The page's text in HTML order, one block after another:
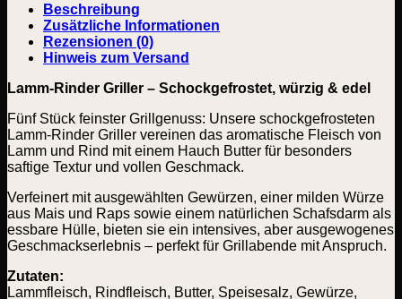
Beschreibung
Zusätzliche Informationen
Rezensionen (0)
Hinweis zum Versand
Lamm-Rinder Griller – Schockgefrostet, würzig & edel
Fünf Stück feinster Grillgenuss: Unsere schockgefrosteten
Lamm-Rinder Griller vereinen das aromatische Fleisch von
Lamm und Rind mit einem Hauch Butter für besonders
saftige Textur und vollen Geschmack.
Verfeinert mit ausgewählten Gewürzen, einer milden Würze
aus Mais und Raps sowie einem natürlichen Schafsdarm als
essbare Hülle, bieten sie ein intensives, aber ausgewogenes
Geschmackserlebnis – perfekt für Grillabende mit Anspruch.
Zutaten:
Lammfleisch, Rindfleisch, Butter, Speisesalz, Gewürze,